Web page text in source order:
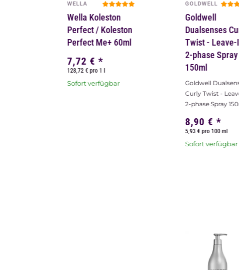
WELLA
Wella Koleston
Perfect / Koleston
Perfect Me+ 60ml
7,72 €*
128,72 € pro 1 l
Sofort verfügbar
GOLDWELL
Goldwell
Dualsenses
Twist - Leave-
2-phase Spray
150ml
Goldwell
Curly Twist -
2-phase Spray
8,90 €*
5,93 € pro 100 ml
Sofort verfügbar